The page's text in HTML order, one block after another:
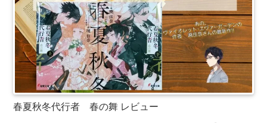
春夏秋冬代行者 春の舞 レビュー